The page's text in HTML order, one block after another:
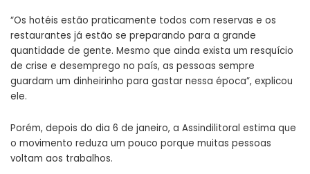
“Os hotéis estão praticamente todos com reservas e os
restaurantes já estão se preparando para a grande
quantidade de gente. Mesmo que ainda exista um resquício
de crise e desemprego no país, as pessoas sempre
guardam um dinheirinho para gastar nessa época”, explicou
ele.
Porém, depois do dia 6 de janeiro, a Assindilitoral estima que
o movimento reduza um pouco porque muitas pessoas
voltam aos trabalhos.